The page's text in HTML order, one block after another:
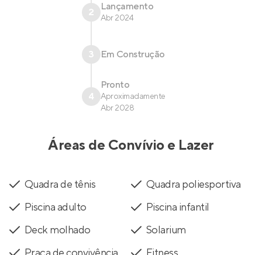
2 Lançamento
Abr 2024
3 Em Construção
4
Pronto
Aproximadamente
Abr 2028
Áreas de Convívio e Lazer
Quadra de tênis
Quadra poliesportiva
Piscina adulto
Piscina infantil
Deck molhado
Solarium